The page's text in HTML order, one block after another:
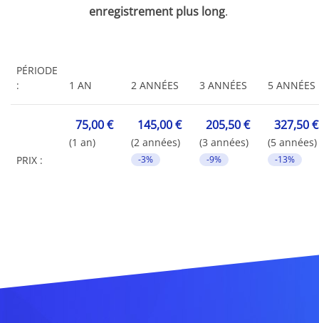
enregistrement plus long.
PÉRIODE
:
1 AN 2 ANNÉES 3 ANNÉES 5 ANNÉES
PRIX :
75,00 €
(1 an)
145,00 €
(2 années)
-3%
205,50 €
(3 années)
-9%
327,50 €
(5 années)
-13%